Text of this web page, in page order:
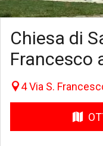
Chiesa di
Francesco
4 Via S.